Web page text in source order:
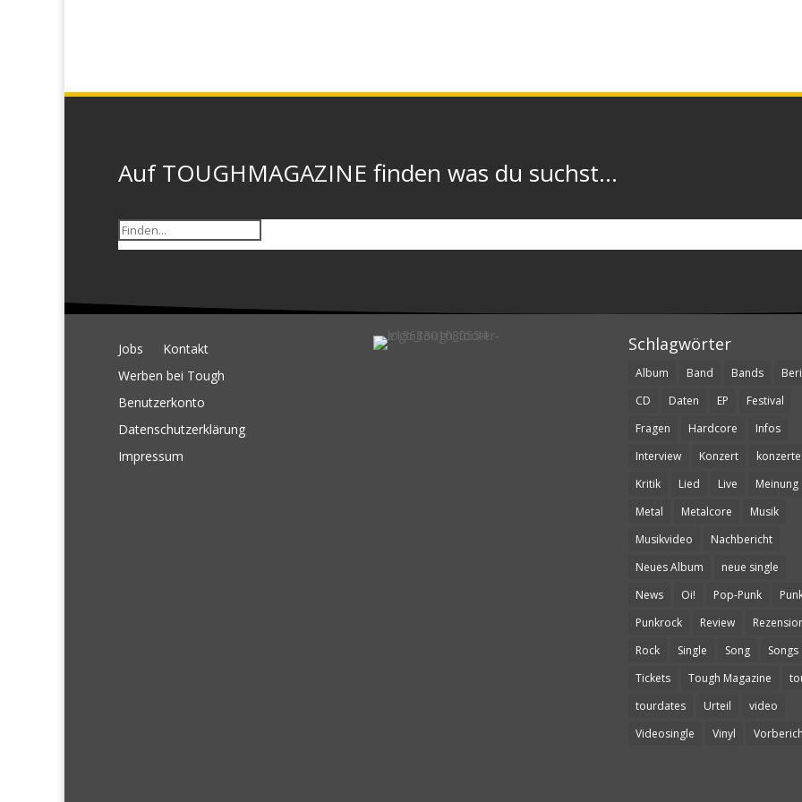
Auf TOUGHMAGAZINE finden was du suchst...
Jobs
Kontakt
Werben bei Tough
Benutzerkonto
Datenschutzerklärung
Impressum
Schlagwörter
Album Band Bands
CD
Daten EP
Festival
Fragen
Hardcore
Infos
Interview
Konzert
konzerte
Kritik
Lied Live
Meinung
Metal
Metalcore
Musik
Musikvideo
Nachbericht
Neues Album
neue single
News
Oi! Pop-Punk
Punkrock
Review
Rock
Single Song
Songs
Tickets
Tough Magazine
tourdates
Urteil
video
Videosingle
Vinyl